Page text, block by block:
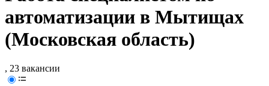
автоматизации в Мытищах
(Московская область)
, 23 вакансии